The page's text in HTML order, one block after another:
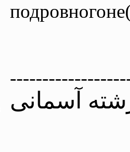
آسمانی